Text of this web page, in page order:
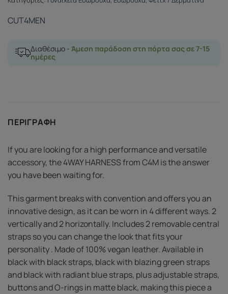
CUT4MEN
Διαθέσιμο - Άμεση παράδοση στη πόρτα σας σε 7-15
ημέρες
ΠΕΡΙΓΡΑΦΉ
If you are looking for a high performance and versatile
accessory, the 4WAY HARNESS from C4M is the answer
you have been waiting for.
This garment breaks with convention and offers you an
innovative design, as it can be worn in 4 different ways. 2
vertically and 2 horizontally. Includes 2 removable central
straps so you can change the look that fits your
personality . Made of 100% vegan leather. Available in
black with black straps, black with blazing green straps
and black with radiant blue straps, plus adjustable straps,
buttons and O-rings in matte black, making this piece a